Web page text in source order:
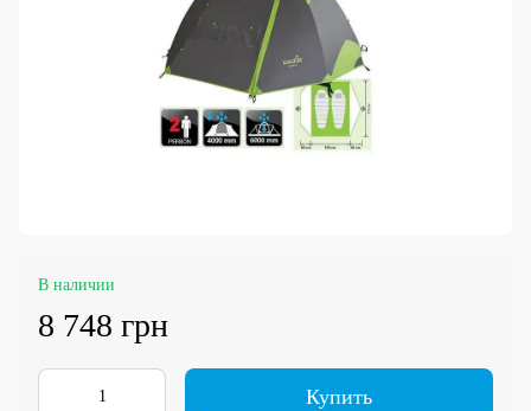
В наличии
8 748 грн
Купить